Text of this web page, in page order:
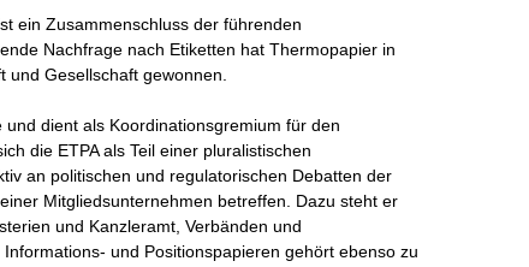
ein Zusammenschluss der führenden
Nachfrage nach Etiketten hat Thermopapier in
Gesellschaft gewonnen.
dient als Koordinationsgremium für den
die ETPA als Teil einer pluralistischen
an politischen und regulatorischen Debatten der
Mitgliedsunternehmen betreffen. Dazu steht er
und Kanzleramt, Verbänden und
und Positionspapieren gehört ebenso zu